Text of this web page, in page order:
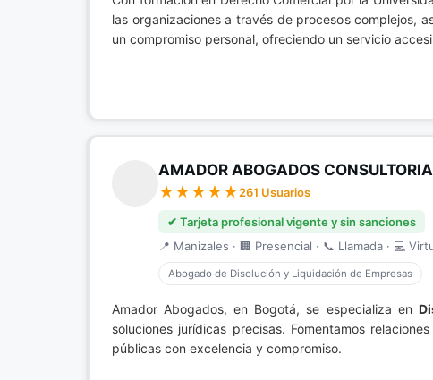
las organizaciones a través de procesos complejos,
un compromiso personal, ofreciendo un servicio
AMADOR ABOGADOS
261 Usuarios
✔ Tarjeta profesional vigente y sin sanciones
📍 Manizales · 🏢 Presencial · 📞 Llamada · 💻
Abogado de Disolución y Liquidación de Empresas
Amador Abogados, en Bogotá, se especializa en
soluciones jurídicas precisas. Fomentamos
públicas con excelencia y compromiso.